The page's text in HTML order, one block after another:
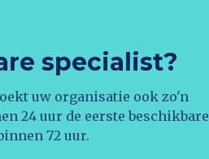
specialist?
uw organisatie ook zo'n
24 uur de eerste beschikbare
72 uur.